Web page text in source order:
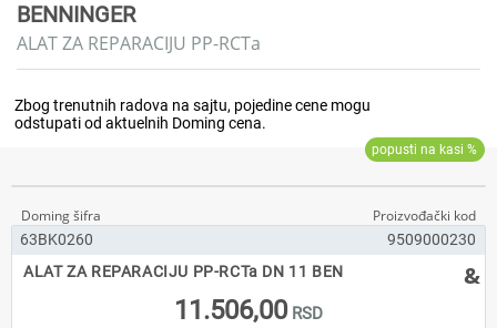
BENNINGER
ALAT ZA REPARACIJU PP-RCTa
63BK0260
9509000230
ALAT ZA REPARACIJU PP-RCTa DN 11 BEN
11.506,00
&